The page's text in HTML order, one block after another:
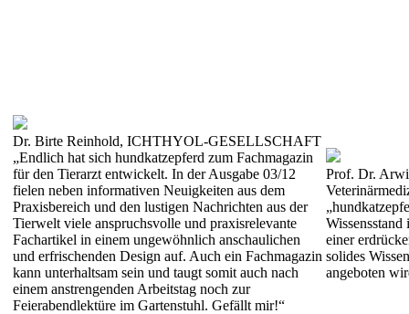
Dr. Birte Reinhold, ICHTHYOL-GESELLSCHAFT
„Endlich hat sich hundkatzepferd zum Fachmagazin
für den Tierarzt entwickelt. In der Ausgabe 03/12
fielen neben informativen Neuigkeiten aus dem
Praxisbereich und den lustigen Nachrichten aus der
Tierwelt viele anspruchsvolle und praxisrelevante
Fachartikel in einem ungewöhnlich anschaulichen
und erfrischenden Design auf. Auch ein Fachmagazin
kann unterhaltsam sein und taugt somit auch nach
einem anstrengenden Arbeitstag noch zur
Feierabendlektüre im Gartenstuhl. Gefällt mir!“
Prof. Dr.
einer
solides
angeboten